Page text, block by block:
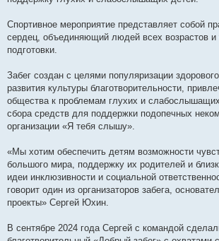
Спортивное мероприятие представляет собой
сердец, объединяющий людей всех возрастов и
подготовки.
Забег создан с целями популяризации
развития культуры благотворительности,
общества к проблемам глухих и
сбора средств для поддержки подопечных
организации «Я тебя слышу».
«Мы хотим обеспечить детям возможности
большого мира, поддержку их родителей и
идеи инклюзивности и социальной
говорит один из организаторов забега,
проекты» Сергей Юхин.
В сентябре 2024 года Сергей с командой